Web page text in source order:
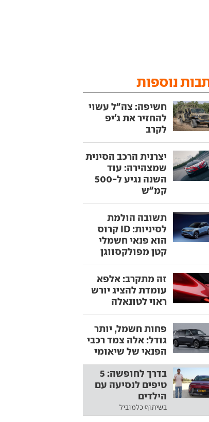
נוספות
חשיפה: צה"ל עשוי
להחזיר את ג'יפ
לקרב
יצרנית הרכב הסינית
שמצהירה: עוד
השנה נגיע ל-500
קמ"ש
תשובה הולמת
לסיניות: ID קרוס
הוא פנאי חשמלי
קטן מפולקסווגן
זה מתקרב: אלפא
עומדת להציג יורש
ראוי לטונאלה
פחות חשמל, יותר
גודל: אלה צמד רכבי
הפנאי של שיאומי
בדרך לחופשה: 5
טיפים לנסיעה עם
הילדים
בשיתוף כלמוביל